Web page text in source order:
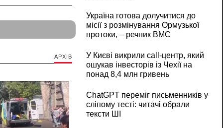
АРХІВ
Україна готова долучитися до
місії з розмінування Ормузької
протоки, – речник ВМС
У Києві викрили call-центр, який
ошукав інвесторів із Чехії на
понад 8,4 млн гривень
ChatGPT переміг письменників у
сліпому тесті: читачі обрали
тексти ШІ